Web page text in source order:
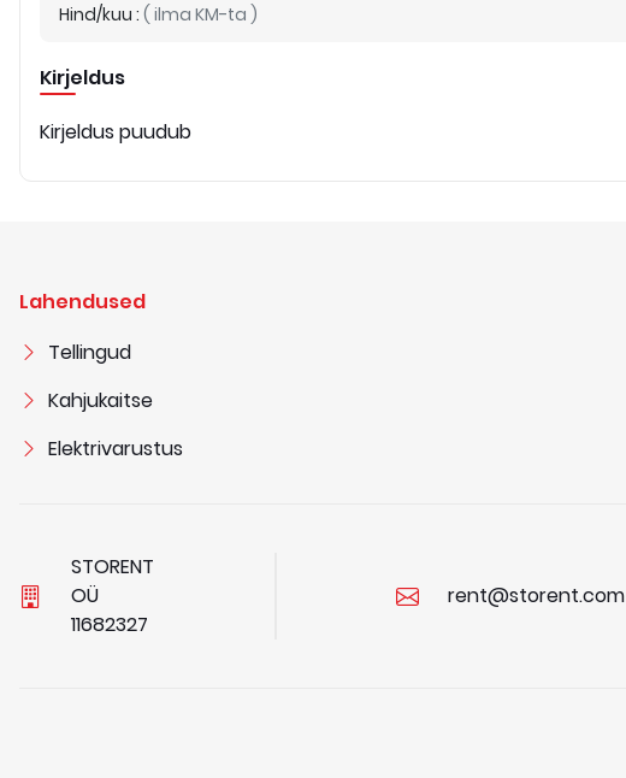
Hind/kuu : ( ilma KM-ta )
Kirjeldus
Kirjeldus puudub
Lahendused
Tellingud
Kahjukaitse
Elektrivarustus
STORENT
OÜ
11682327
rent@storent.com